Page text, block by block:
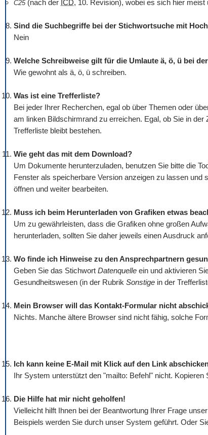
C25 (nach der ICD, 10. Revision), wobei es sich hier meist
Sind die Suchbegriffe bei der Stichwortsuche mit
Nein
Welche Schreibweise gilt für die Umlaute ä, ö, ü bei
Wie gewohnt als ä, ö, ü schreiben.
Was ist eine Trefferliste?
Bei jeder Ihrer Recherchen, egal ob über Themen oder
am linken Bildschirmrand zu erreichen. Egal, ob Sie in
Trefferliste bleibt bestehen.
Wie geht das mit dem Download?
Um Dokumente herunterzuladen, benutzen Sie bitte die
Fenster als speicherbare Version anzeigen zu lassen und
öffnen und weiter bearbeiten.
Muss ich beim Herunterladen von Grafiken etwas
Um zu gewährleisten, dass die Grafiken ohne großen
herunterladen, sollten Sie daher jeweils einen Ausdruck
Wo finde ich Hinweise zu den Ansprechpartnern
Geben Sie das Stichwort Datenquelle ein und aktivieren
Gesundheitswesen (in der Rubrik Sonstige in der
Mein Browser will das Kontakt-Formular nicht
Nichts. Manche ältere Browser sind nicht fähig, solche
Ich kann keine E-Mail mit Klick auf den Link
Ihr System unterstützt den "mailto: Befehl" nicht.
Die Hilfe hat mir nicht geholfen!
Vielleicht hilft Ihnen bei der Beantwortung Ihrer Frage
Beispiels werden Sie durch unser System geführt. Oder